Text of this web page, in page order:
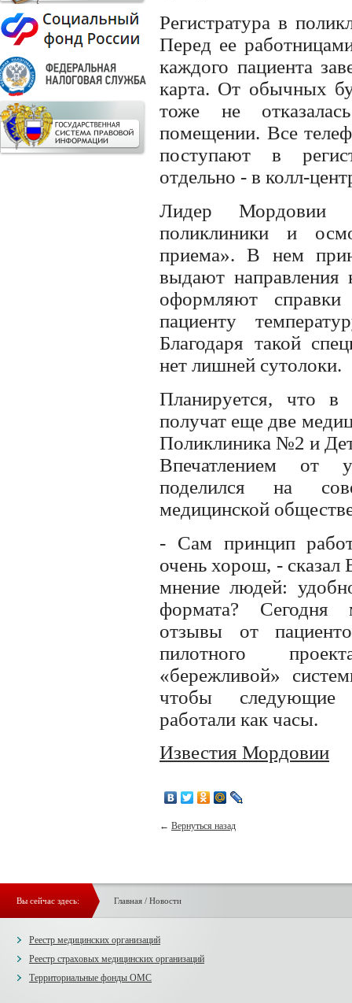
Регистратура в
Перед ее
каждого пациента
карта. От обычных
тоже не
помещении. Все
поступают в
отдельно - в колл-
Лидер Мордовии
поликлиники и
приема». В нем
выдают направления
оформляют
пациенту
Благодаря такой
нет лишней сутолоки.
Планируется, что в
получат еще две
Поликлиника №2 и
Впечатлением от
поделился на
медицинской
- Сам принцип
очень хорош, -
мнение людей:
формата? Сегодня
отзывы от
пилотного
«бережливой»
чтобы следующие
работали как часы.
Известия Мордовии
← Вернуться назад
Вы сейчас здесь: Главная/ Новости
Реестр медицинских организаций
Реестр страховых медицинских организаций
Территориальные фонды ОМС